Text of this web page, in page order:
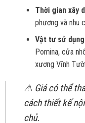
Thời gian xây
phương và nhu
Vật tư sử
Pomina, cửa
xương Vĩnh
⚠️ Giá có thể
cách thiết kế
chủ.